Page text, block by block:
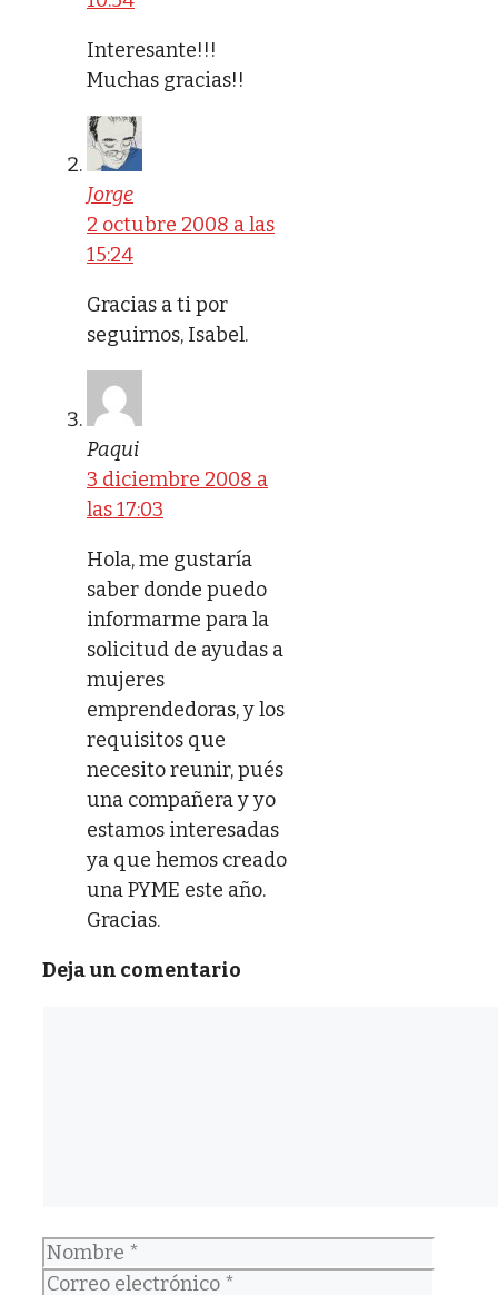
Interesante!!!
Muchas gracias!!
Jorge
2 octubre 2008 a las
15:24
Gracias a ti por
seguirnos, Isabel.
Paqui
3 diciembre 2008 a
las 17:03
Hola, me gustaría
saber donde puedo
informarme para la
solicitud de ayudas a
mujeres
emprendedoras, y los
requisitos que
necesito reunir, pués
una compañera y yo
estamos interesadas
ya que hemos creado
una PYME este año.
Gracias.
Deja un comentario
Nombre
Correo